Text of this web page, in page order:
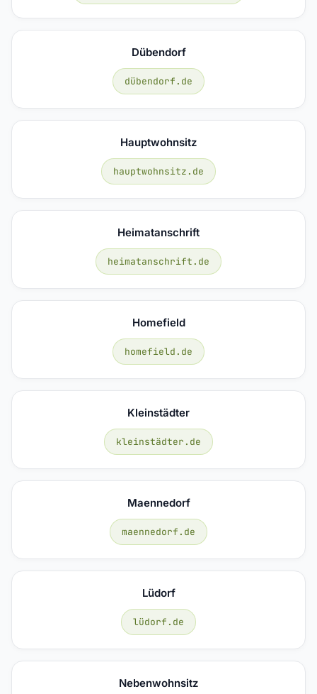
Dübendorf
dübendorf.de
Hauptwohnsitz
hauptwohnsitz.de
Heimatanschrift
heimatanschrift.de
Homefield
homefield.de
Kleinstädter
kleinstädter.de
Maennedorf
maennedorf.de
Lüdorf
lüdorf.de
Nebenwohnsitz